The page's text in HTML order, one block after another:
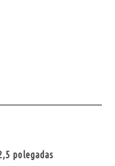
polegadas